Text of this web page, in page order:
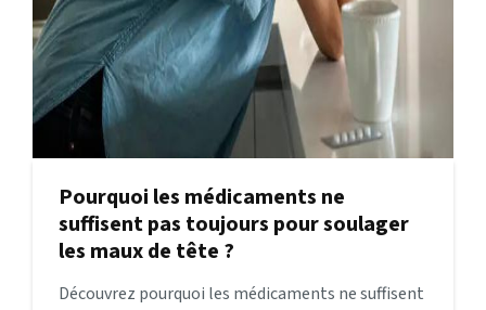
Pourquoi les médicaments ne
suffisent pas toujours pour soulager
les maux de tête ?
Découvrez pourquoi les médicaments ne suffisent